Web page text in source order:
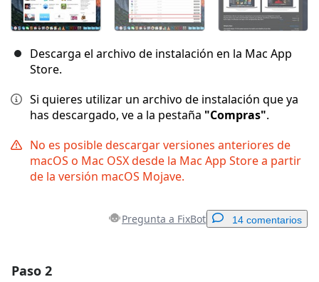
Descarga el archivo de instalación en la Mac App
Store.
Si quieres utilizar un archivo de instalación que ya
has descargado, ve a la pestaña "Compras".
No es posible descargar versiones anteriores de
macOS o Mac OSX desde la Mac App Store a partir
de la versión macOS Mojave.
Pregunta a FixBot 14 comentarios
Paso 2